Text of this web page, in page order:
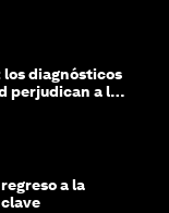
diagnósticos
perjudican a las
a la